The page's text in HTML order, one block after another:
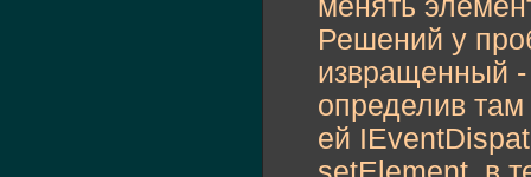
менять
Решений у
извращенный -
определив
ей